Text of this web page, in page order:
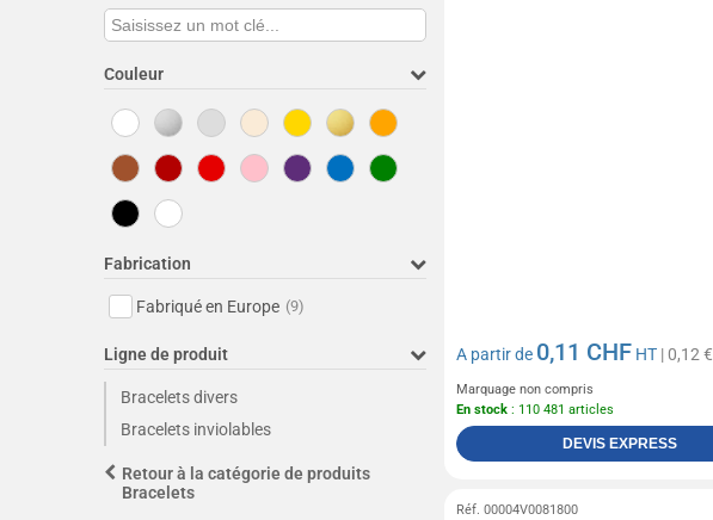
Couleur
Fabrication
Fabriqué en Europe (9)
Ligne de produit
Bracelets divers
Bracelets inviolables
Retour à la catégorie de produits
Bracelets
A partir de 0,11 CHF HT | 0,12 €
Marquage non compris
En stock : 110 481 articles
DEVIS EXPRESS
Réf. 00004V0081800